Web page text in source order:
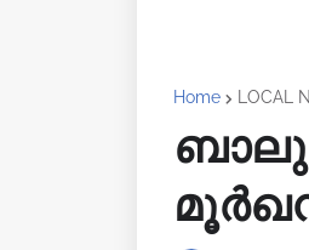
Home LOCAL
മൂർഖൻ